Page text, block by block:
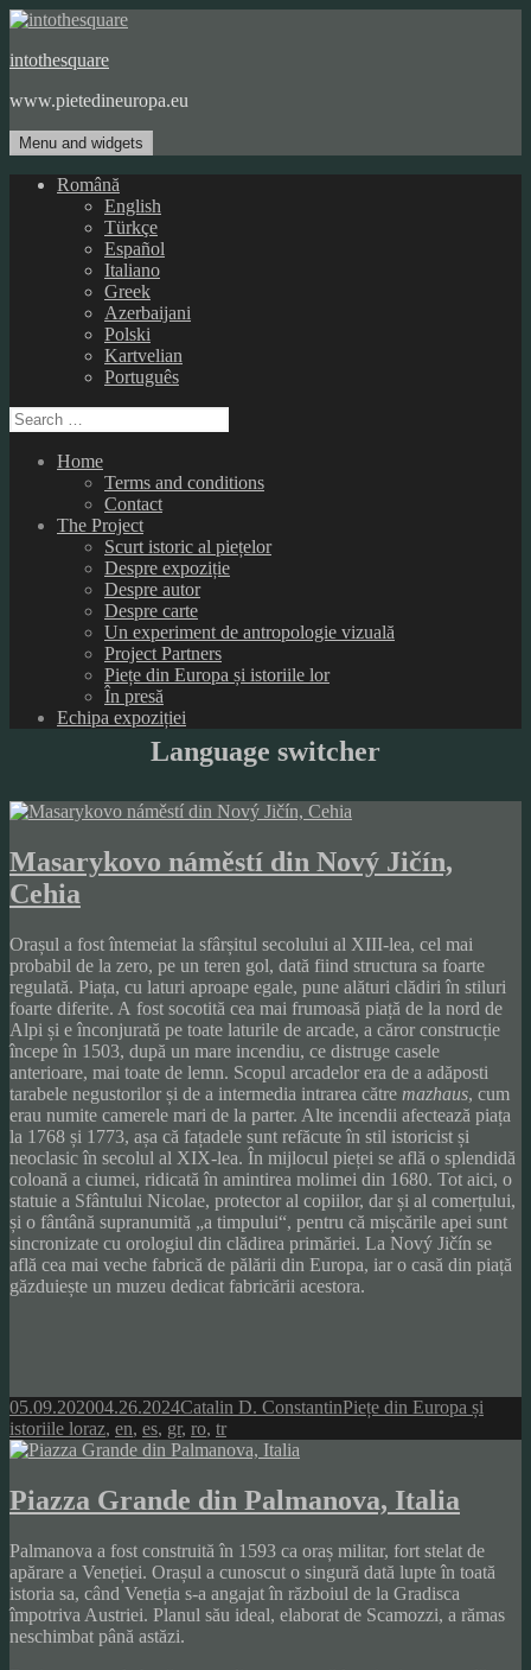
Skip
content
intothesquare
www.pietedineuropa.eu
Menu and widgets
Română
English
Türkçe
Español
Italiano
Greek
Azerbaijani
Polski
Kartvelian
Português
Search
for:
Home
Terms and conditions
Contact
The Project
Scurt istoric al piețelor
Despre expoziție
Despre autor
Despre carte
Un experiment de antropologie vizuală
Project Partners
Piețe din Europa și istoriile lor
În presă
Echipa expoziției
Language switcher
Masarykovo náměstí din Nový Jičín,
Cehia
Orașul a fost întemeiat la sfârșitul secolului al XIII-lea, cel mai
probabil de la zero, pe un teren gol, dată fiind structura sa foarte
regulată. Piața, cu laturi aproape egale, pune alături clădiri în stiluri
foarte diferite. A fost socotită cea mai frumoasă piață de la nord de
Alpi și e înconjurată pe toate laturile de arcade, a căror construcție
începe în 1503, după un mare incendiu, ce distruge casele
anterioare, mai toate de lemn. Scopul arcadelor era de a adăposti
tarabele negustorilor și de a intermedia intrarea către mazhaus, cum
erau numite camerele mari de la parter. Alte incendii afectează piața
la 1768 și 1773, așa că fațadele sunt refăcute în stil istoricist și
neoclasic în secolul al XIX-lea. În mijlocul pieței se află o splendidă
coloană a ciumei, ridicată în amintirea molimei din 1680. Tot aici, o
statuie a Sfântului Nicolae, protector al copiilor, dar și al comerțului,
și o fântână supranumită „a timpului“, pentru că mișcările apei sunt
sincronizate cu orologiul din clădirea primăriei. La Nový Jičín se
află cea mai veche fabrică de pălării din Europa, iar o casă din piață
găzduiește un muzeu dedicat fabricării acestora.
Posted
on
05.09.202004.26.2024Author
Catalin D. ConstantinCategories
Piețe din Europa și
istoriile lorTags
az, en, es, gr, ro, tr
Piazza Grande din Palmanova, Italia
Palmanova a fost construită în 1593 ca oraș militar, fort stelat de
apărare a Veneției. Orașul a cunoscut o singură dată lupte în toată
istoria sa, când Veneția s-a angajat în războiul de la Gradisca
împotriva Austriei. Planul său ideal, elaborat de Scamozzi, a rămas
neschimbat până astăzi.